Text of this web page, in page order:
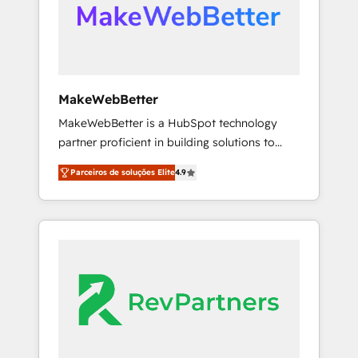
automation, we turn complexity into clarity,
human at global scale. 🏆 HubSpot’s CEO
MakeWebBetter
MakeWebBetter is a HubSpot technology
partner proficient in building solutions to
maximize the operational efficiency of
HubSpot. The fastest-growing tech-enabler &
facilitator, MakeWebBetter, hands you the
blend of HubSpot expertise & eminent
HubSpot Elite Partners with 10+ years of
HubSpot experience 🤝HubSpot Premier
Integration partner 🤝Google Premier Partner
Parceiros de soluções Elite4.9